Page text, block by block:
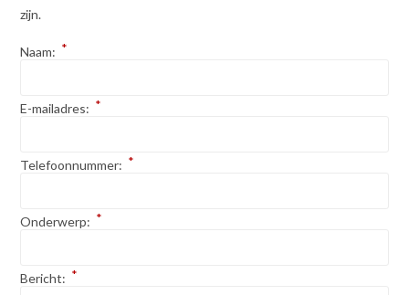
zijn.
Naam: *
E-mailadres: *
Telefoonnummer: *
Onderwerp: *
Bericht: *